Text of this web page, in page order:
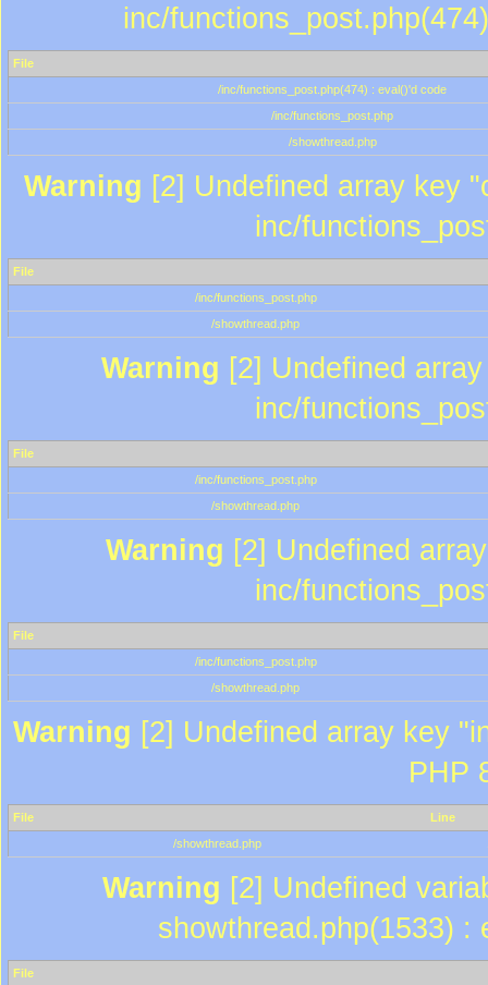
inc/
File
/inc/functions_post.php(474) : eval()'d code
/inc/functions_post.php
/showthread.php
Warning [2] Undefined array key
inc/
File
/inc/functions_post.php
/showthread.php
Warning [2] Undefined
inc/
File
/inc/functions_post.php
/showthread.php
Warning [2] Undefined
inc/
File
/inc/functions_post.php
/showthread.php
Warning [2] Undefined array key
PHP
File
Line
/showthread.php
Warning [2] Undefined
showthread.php(1533) :
File